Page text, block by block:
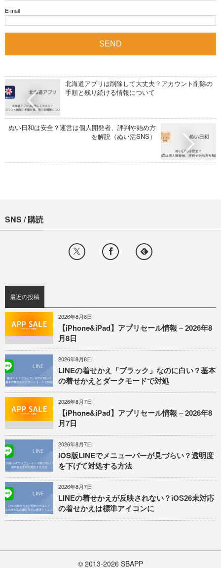
E-mail
北海道アプリは削除して大丈夫？アカウント削除の
手順と残り続ける情報について
ぬい日和は安全？運営は個人開発者、評判や始め方
を解説（ぬい活SNS）
SNS / 購読
最近の投稿
2026年8月8日
【iPhone&iPad】アプリセール情報 – 2026年8
月8日
2026年8月8日
LINEの着せかえ「ブラック」なのに白い？基本
の着せかえとダークモードで対処
2026年8月7日
【iPhone&iPad】アプリセール情報 – 2026年8
月7日
2026年8月7日
iOS版LINEでメニューバーが見づらい？透明度
を下げて対処する方法
2026年8月7日
LINEの着せかえが反映されない？iOS26未対応
の着せかえは標準アイコンに
© 2013-2026 SBAPP